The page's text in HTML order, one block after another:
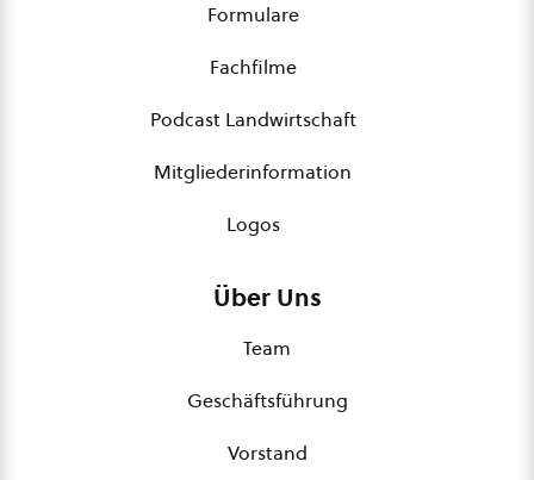
Formulare
Fachfilme
Podcast Landwirtschaft
Mitgliederinformation
Logos
Über Uns
Team
Geschäftsführung
Vorstand